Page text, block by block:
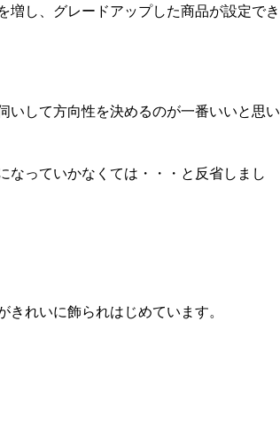
増し、グレードアップした商品が設定でき
いして方向性を決めるのが一番いいと思い
なっていかなくては・・・と反省しまし
れいに飾られはじめています。